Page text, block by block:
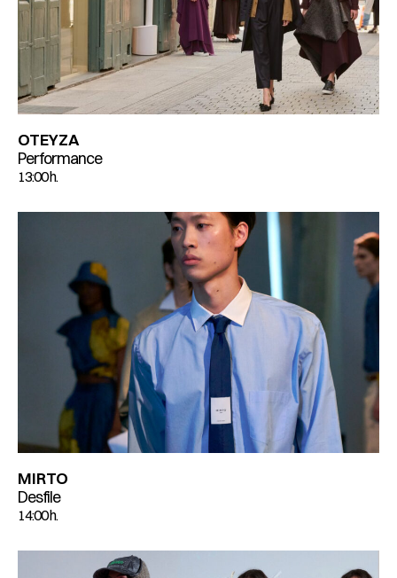
OTEYZA
Performance
13:00 h.
MIRTO
Desfile
14:00 h.